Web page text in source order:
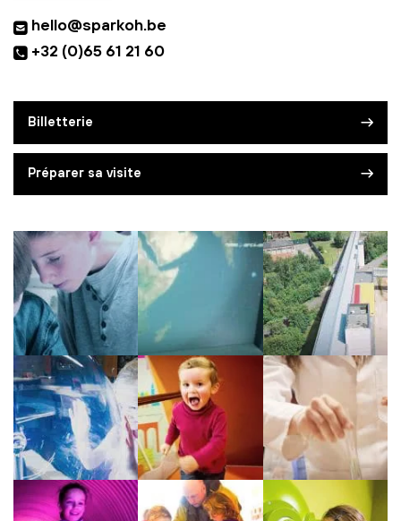
hello@sparkoh.be
+32 (0)65 61 21 60
Billetterie
Préparer sa visite